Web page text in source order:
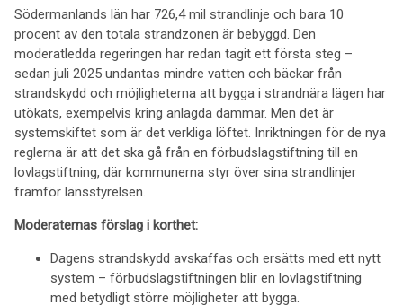
Södermanlands län har 726,4 mil strandlinje och bara 10
procent av den totala strandzonen är bebyggd. Den
moderatledda regeringen har redan tagit ett första steg –
sedan juli 2025 undantas mindre vatten och bäckar från
strandskydd och möjligheterna att bygga i strandnära lägen har
utökats, exempelvis kring anlagda dammar. Men det är
systemskiftet som är det verkliga löftet. Inriktningen för de nya
reglerna är att det ska gå från en förbudslagstiftning till en
lovlagstiftning, där kommunerna styr över sina strandlinjer
framför länsstyrelsen.
Moderaternas förslag i korthet:
Dagens strandskydd avskaffas och ersätts med ett nytt
system – förbudslagstiftningen blir en lovlagstiftning
med betydligt större möjligheter att bygga.